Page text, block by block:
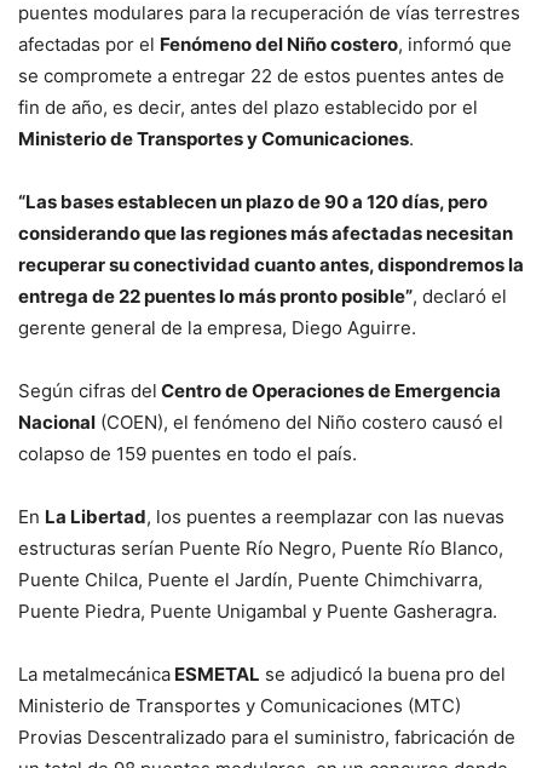
puentes modulares para la recuperación de vías terrestres
afectadas por el Fenómeno del Niño costero, informó que
se compromete a entregar 22 de estos puentes antes de
fin de año, es decir, antes del plazo establecido por el
Ministerio de Transportes y Comunicaciones.
“Las bases establecen un plazo de 90 a 120 días, pero
considerando que las regiones más afectadas necesitan
recuperar su conectividad cuanto antes, dispondremos la
entrega de 22 puentes lo más pronto posible”, declaró el
gerente general de la empresa, Diego Aguirre.
Según cifras del Centro de Operaciones de Emergencia
Nacional (COEN), el fenómeno del Niño costero causó el
colapso de 159 puentes en todo el país.
En La Libertad, los puentes a reemplazar con las nuevas
estructuras serían Puente Río Negro, Puente Río Blanco,
Puente Chilca, Puente el Jardín, Puente Chimchivarra,
Puente Piedra, Puente Unigambal y Puente Gasheragra.
La metalmecánica ESMETAL se adjudicó la buena pro del
Ministerio de Transportes y Comunicaciones (MTC)
Provias Descentralizado para el suministro, fabricación de